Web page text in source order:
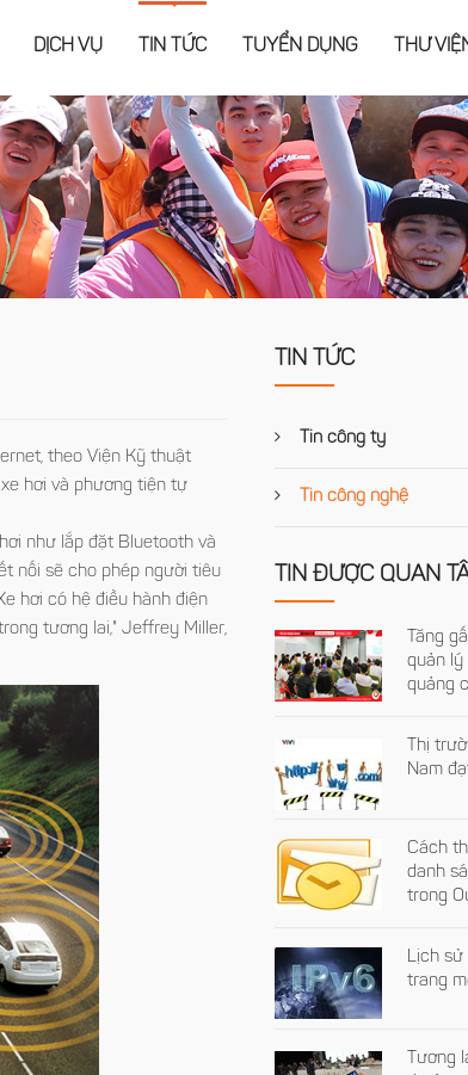
DỊCH VỤ TIN TỨC TUYỂN DỤNG THƯ
theo Viện Kỹ thuật
hơi và phương tiện tự
như lắp đặt Bluetooth và
nối sẽ cho phép người tiêu
hơi có hệ điều hành điện
tương lai," Jeffrey Miller,
TIN TỨC
Tin công ty
Tin công nghệ
TIN ĐƯỢC QUAN
Tăng
quản lý
quảng
Thị
Nam
Cách
danh
trong
Lịch sử
trang
Tương